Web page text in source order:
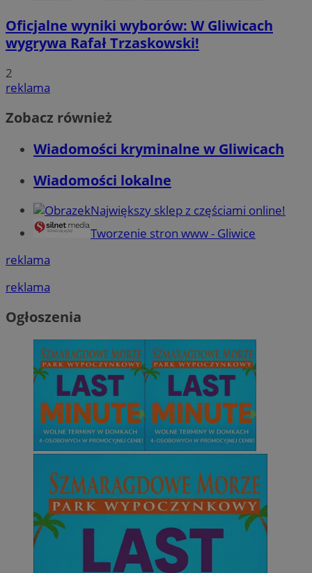
Oficjalne wyniki wyborów: W Gliwicach
wygrywa Rafał Trzaskowski!
2
reklama
Zobacz również
Wiadomości kryminalne w Gliwicach
Wiadomości lokalne
Największy sklep z częściami online!
Tworzenie stron www - Gliwice
reklama
reklama
Ogłoszenia